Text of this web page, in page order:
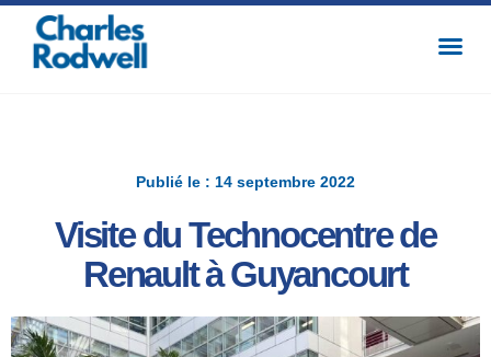
Publié le : 14 septembre 2022
Visite du Technocentre de
Renault à Guyancourt